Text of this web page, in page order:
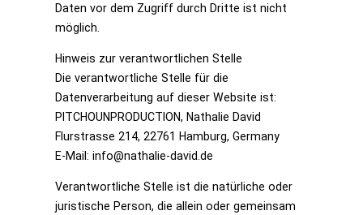
Daten vor dem Zugriff durch Dritte ist nicht
möglich.
Hinweis zur verantwortlichen Stelle
Die verantwortliche Stelle für die
Datenverarbeitung auf dieser Website ist:
PITCHOUNPRODUCTION, Nathalie David
Flurstrasse 214, 22761 Hamburg, Germany
E-Mail: info@nathalie-david.de
Verantwortliche Stelle ist die natürliche oder
juristische Person, die allein oder gemeinsam